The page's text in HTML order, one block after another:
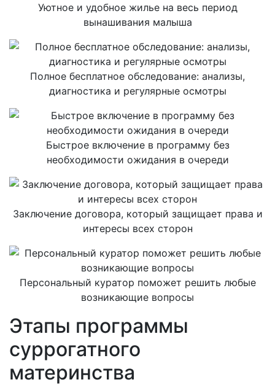
Уютное и удобное жилье на весь период
вынашивания малыша
Полное бесплатное обследование: анализы,
диагностика и регулярные осмотры
Быстрое включение в программу без
необходимости ожидания в очереди
Заключение договора, который защищает права и
интересы всех сторон
Персональный куратор поможет решить любые
возникающие вопросы
Этапы программы
суррогатного
материнства